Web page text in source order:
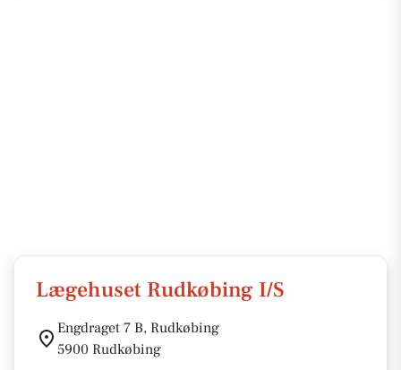
Lægehuset Rudkøbing I/S
Engdraget 7 B, Rudkøbing
5900 Rudkøbing